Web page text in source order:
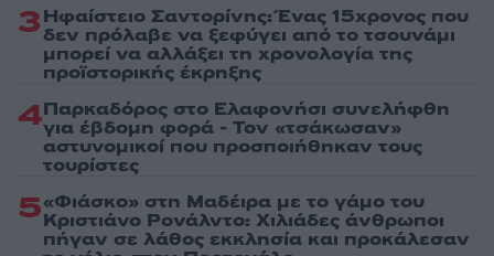
3Ηφαίστειο Σαντορίνης: Ένας 15χρονος που
δεν πρόλαβε να ξεφύγει από το τσουνάμι
μπορεί να αλλάξει τη χρονολογία της
προϊστορικής έκρηξης
4Παρκαδόρος στο Ελαφονήσι συνελήφθη
για έβδομη φορά - Τον «τσάκωσαν»
αστυνομικοί που προσποιήθηκαν τους
τουρίστες
5«Φιάσκο» στη Μαδέιρα με το γάμο του
Κριστιάνο Ρονάλντο: Χιλιάδες άνθρωποι
πήγαν σε λάθος εκκλησία και προκάλεσαν